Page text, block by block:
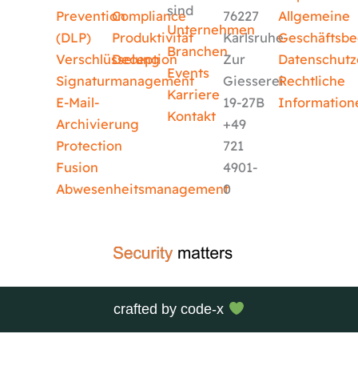
Prevention
(DLP)
Verschlüsselung
Signaturmanagement
E-Mail-
Archivierung
Protection
Fusion
Abwesenheitsmanagement
Compliance
Produktivität
Deception
sind
Unternehmen
Branchen
Events
Karriere
Kontakt
76227
Karlsruhe
Zur
Giesserei
19-27B
+49
721
4901-
0
Allgemeine
Rechtliche
crafted bycode-x